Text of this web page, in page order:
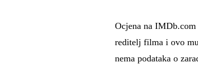
Ocjena na
reditelj filma i ovo
nema podataka o